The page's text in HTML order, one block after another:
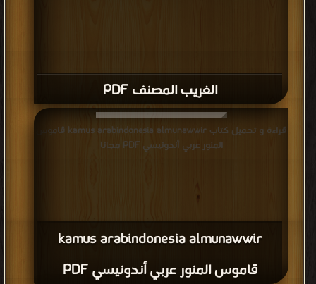
الغريب المصنف PDF
kamus arabindonesia almunawwir
قاموس المنور عربي أندونيسي PDF
قراءة و تحميل كتاب kamus arabindonesia almunawwir قاموس
المنور عربي أندونيسي PDF مجانا